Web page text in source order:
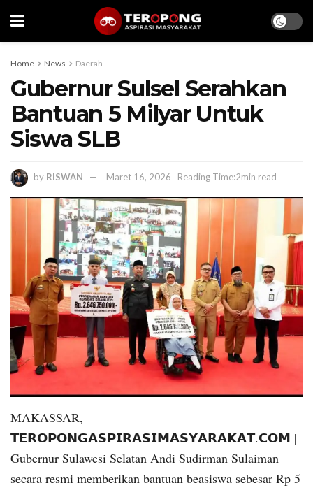
Home News Daerah
Gubernur Sulsel Serahkan
Bantuan 5 Milyar Untuk
Siswa SLB
by RISWAN Maret 16, 2026 Reading Time:2min read
MAKASSAR,
𝗧𝗘𝗥𝗢𝗣𝗢𝗡𝗚𝗔𝗦𝗣𝗜𝗥𝗔𝗦𝗜𝗠𝗔𝗦𝗬𝗔𝗥𝗔𝗞𝗔𝗧.𝗖𝗢𝗠 |
Gubernur Sulawesi Selatan Andi Sudirman Sulaiman
secara resmi memberikan bantuan beasiswa sebesar Rp 5